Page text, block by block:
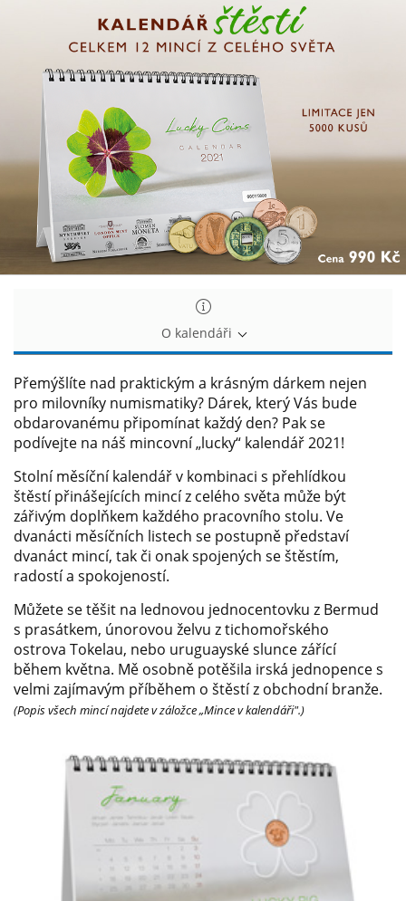
Exkluzivní
kalendář
štěstí
Exkluzivní
stolní
kalendář
pro
štěstí
O kalendáři
Přemýšlíte nad praktickým a krásným dárkem nejen
pro milovníky numismatiky? Dárek, který Vás bude
obdarovanému připomínat každý den? Pak se
podívejte na náš mincovní „lucky“ kalendář 2021!
Stolní měsíční kalendář v kombinaci s přehlídkou
štěstí přinášejících mincí z celého světa může být
zářivým doplňkem každého pracovního stolu. Ve
dvanácti měsíčních listech se postupně představí
dvanáct mincí, tak či onak spojených se štěstím,
radostí a spokojeností.
Můžete se těšit na lednovou jednocentovku z Bermud
s prasátkem, únorovou želvu z tichomořského
ostrova Tokelau, nebo uruguayské slunce zářící
během května. Mě osobně potěšila irská jednopence s
velmi zajímavým příběhem o štěstí z obchodní branže.
(Popis všech mincí najdete v záložce „Mince v kalendáři".)